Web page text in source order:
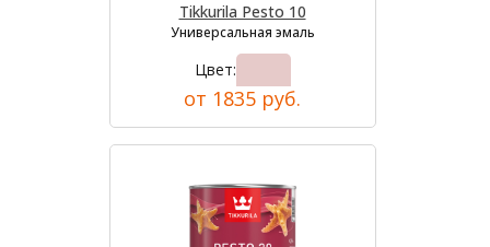
Tikkurila Pesto 10
Универсальная эмаль
Цвет:
от 1835 руб.